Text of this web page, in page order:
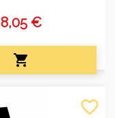
8,05 €

favorite_border